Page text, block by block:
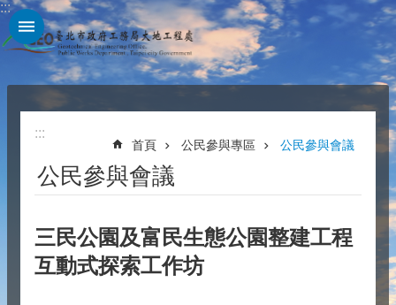
跳到主要內容區塊
:::
:::
首頁 公民參與專區 公民參與會議
公民參與會議
三民公園及富民生態公園整建工程
互動式探索工作坊